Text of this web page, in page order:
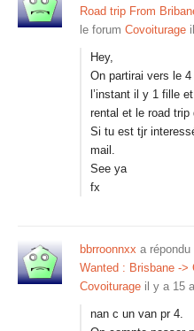
Road trip From
le forum Covoiturage
Hey,
On partirai vers le
l’instant il y 1 fille
rental et le road trip
Si tu est tjr
mail.
See ya
fx
bbrroonnxx a
Wanted : Brisbane ->
Covoiturage il y a 15
nan c un van pr 4.